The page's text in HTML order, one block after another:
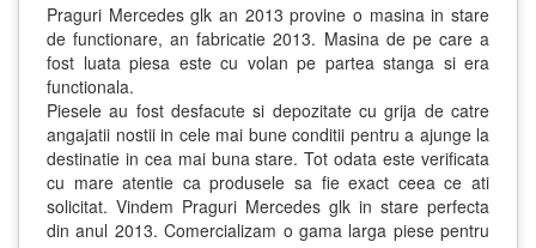
Praguri Mercedes glk an 2013 provine o masina in stare
de functionare, an fabricatie 2013. Masina de pe care a
fost luata piesa este cu volan pe partea stanga si era
functionala.
Piesele au fost desfacute si depozitate cu grija de catre
angajatii nostii in cele mai bune conditii pentru a ajunge la
destinatie in cea mai buna stare. Tot odata este verificata
cu mare atentie ca produsele sa fie exact ceea ce ati
solicitat. Vindem Praguri Mercedes glk in stare perfecta
din anul 2013. Comercializam o gama larga piese pentru